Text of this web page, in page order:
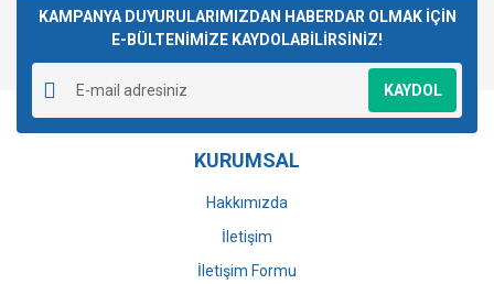
KAMPANYA DUYURULARIMIZDAN HABERDAR OLMAK İÇİN
E-BÜLTENİMİZE KAYDOLABİLİRSİNİZ!
KAYDOL
KURUMSAL
Hakkımızda
İletişim
İletişim Formu